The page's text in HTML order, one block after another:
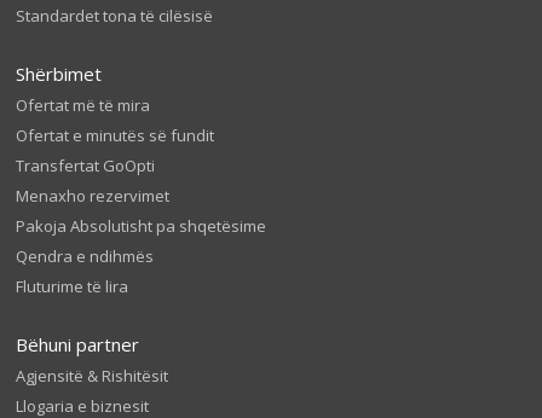
Standardet tona të cilësisë
Shërbimet
Ofertat më të mira
Ofertat e minutës së fundit
Transfertat GoOpti
Menaxho rezervimet
Pakoja Absolutisht pa shqetësime
Qendra e ndihmës
Fluturime të lira
Bëhuni partner
Agjensitë & Rishitësit
Llogaria e biznesit